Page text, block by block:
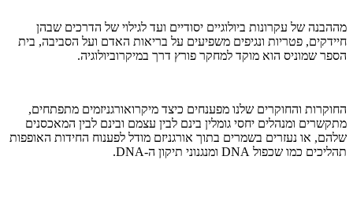
מההבנה של עקרונות ביולוגיים יסודיים ועד לגילוי של הדרכים שבהן
חיידקים, פטריות ונגיפים משפיעים על בריאות האדם ועל הסביבה, בית
הספר שמוניס הוא מוקד למחקר פורץ דרך במיקרוביולוגיה.
החוקרות והחוקרים שלנו מפענחים כיצד מיקרואורגניזמים מתפתחים,
מתקשרים ומנהלים יחסי גומלין בינם לבין עצמם ובינם לבין המאכסנים
שלהם, או נעזרים בשמרים בתוך אורגניזם מודל לפענוח החידות האופפות
תהליכים כמו שכפול DNA ומנגנוני תיקון ה-DNA.